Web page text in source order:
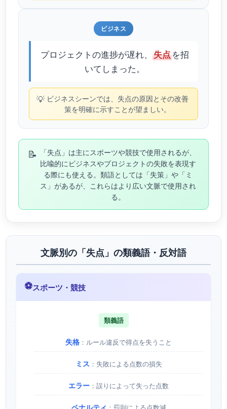
ビジネス
プロジェクトの進捗が遅れ、 失点を招
いてしまった。
💡 ビジネスシーンでは、失点の原因とその改善
策を明確に示すことが望ましい。
📝
「失点」は主にスポーツや競技で使用されるが、
比喩的にビジネスやプロジェクトの失敗を表現す
る際にも使える。類語としては「失策」や「ミ
ス」があるが、これらはより広い文脈で使用され
る。
文脈別の「失点」の類義語・反対語
⚽スポーツ・競技
類義語
失格 ：ルール違反で得点を失うこと
ミス ：失敗による点数の損失
エラー ：誤りによって失った点数